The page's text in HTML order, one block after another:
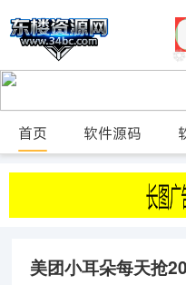
首页 软件源码
美团小耳朵每天抢